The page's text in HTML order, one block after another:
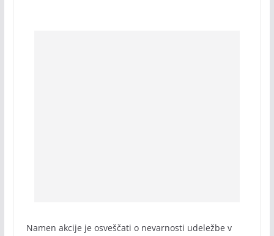
Namen akcije je osveščati o nevarnosti udeležbe v